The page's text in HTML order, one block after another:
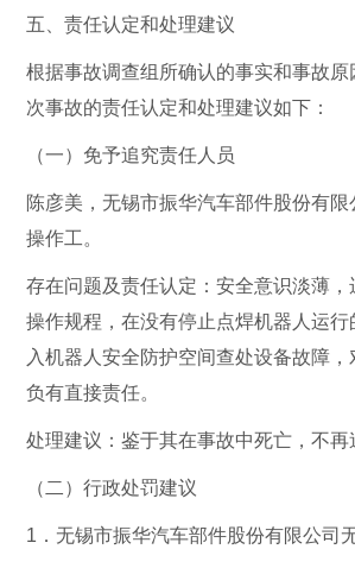
五、责任认定和处理建议
根据事故调查组所确认的事实和事故
次事故的责任认定和处理建议如下：
（一）免予追究责任人员
陈彦美，无锡市振华汽车部件股份有
操作工。
存在问题及责任认定：安全意识淡薄
操作规程，在没有停止点焊机器人运
入机器人安全防护空间查处设备故障
负有直接责任。
处理建议：鉴于其在事故中死亡，不再
（二）行政处罚建议
1．无锡市振华汽车部件股份有限公司